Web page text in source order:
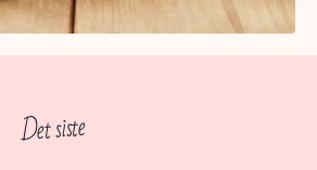
Det siste